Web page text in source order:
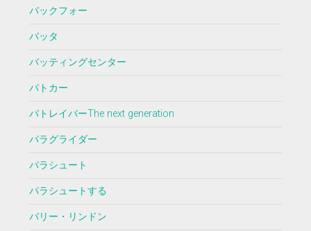
バックフォー
バッタ
バッティングセンター
パトカー
パトレイバーThe next generation
パラグライダー
パラシュート
パラシュートする
バリー・リンドン